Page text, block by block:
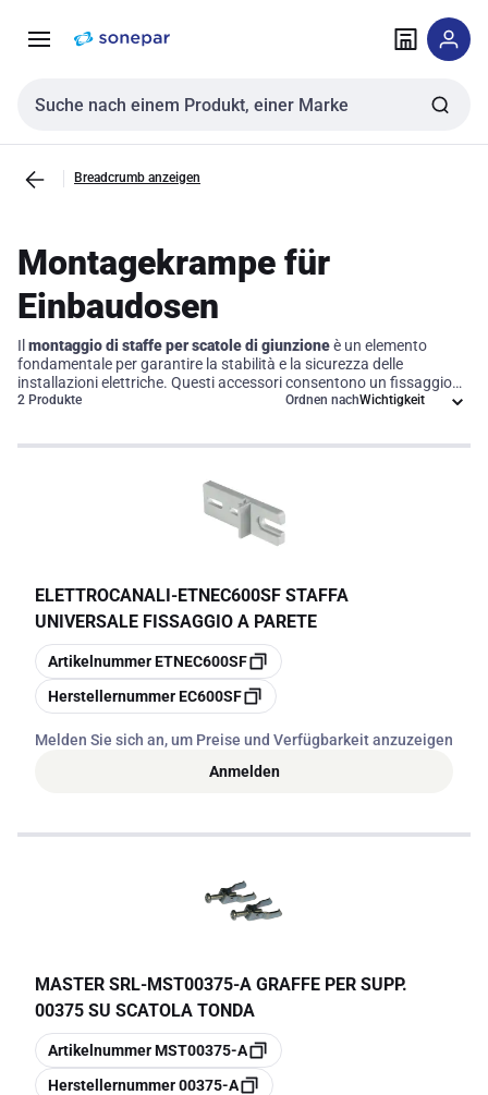
NavigationInhalt
Sucheingabe
Breadcrumb anzeigen
Montagekrampe für
Einbaudosen
Il montaggio di staffe per scatole di giunzioneè un elemento
fondamentale per garantire la stabilità e la sicurezza delle
installazioni elettriche. Questi accessori consentono un fissaggio
sicuro delle scatole di giunzione a pareti o superfici, assicurando
2 Produkte Ordnen nach
ELETTROCANALI-ETNEC600SF STAFFA
UNIVERSALE FISSAGGIO A PARETE
Kopieren
ArtikelnummerETNEC600SF
Kopieren
HerstellernummerEC600SF
Melden Sie sich an, um Preise und Verfügbarkeit anzuzeigen
Anmelden
MASTER SRL-MST00375-A GRAFFE PER SUPP.
00375 SU SCATOLA TONDA
Kopieren
ArtikelnummerMST00375-A
Kopieren
Herstellernummer00375-A